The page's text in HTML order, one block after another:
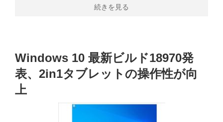
続きを見る
Windows 10 最新ビルド18970発
表、2in1タブレットの操作性が向
上